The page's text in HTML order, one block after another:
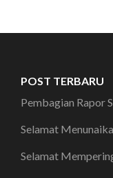
POST TERBARU
Pembagian Rapor
Selamat
Selamat